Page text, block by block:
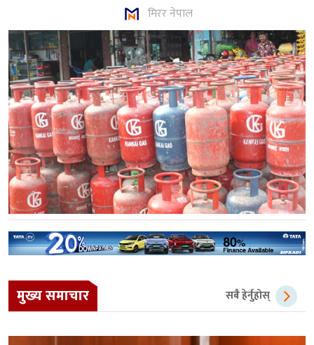
मिरर नेपाल
मुख्य समाचार सबै हेर्नुहोस्